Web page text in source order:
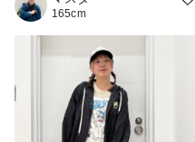
165cm